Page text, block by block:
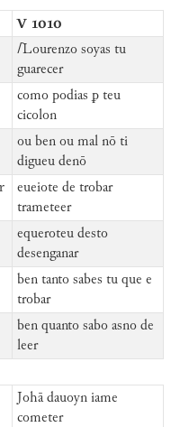
V 1010
⌈Lourenzo soyas tu
guarecer
como podias ꝑ teu
cicolon
ou ben ou mal nō ti
digueu denō
eueiote de trobar
trameteer
equeroteu desto
desenganar
ben tanto sabes tu que e
trobar
ben quanto sabo asno de
leer
Johā dauoyn iame
cometer